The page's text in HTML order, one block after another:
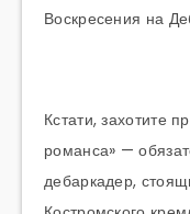
Воскресения на
Кстати, захотите
романса» —
дебаркадер,